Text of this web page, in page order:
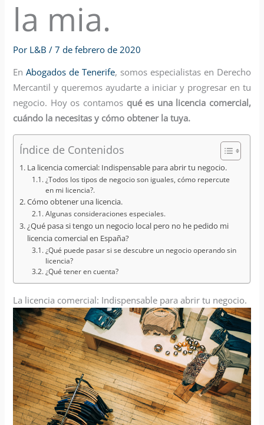
la mia.
Por L&B/7 de febrero de 2020
EnAbogados de Tenerife, somos especialistas en Derecho
Mercantil y queremos ayudarte a iniciar y progresar en tu
negocio. Hoy os contamos qué es una licencia comercial,
cuándo la necesitas y cómo obtener la tuya.
Índice de Contenidos
La licencia comercial: Indispensable para abrir tu negocio.
¿Todos los tipos de negocio son iguales, cómo repercute
en mi licencia?.
Cómo obtener una licencia.
Algunas consideraciones especiales.
¿Qué pasa si tengo un negocio local pero no he pedido mi
licencia comercial en España?
¿Qué puede pasar si se descubre un negocio operando sin
licencia?
¿Qué tener en cuenta?
La licencia comercial: Indispensable para abrir tu negocio.